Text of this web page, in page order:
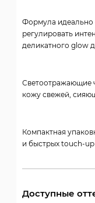
Формула идеально
регулировать
деликатного glow
Светоотражающие
кожу свежей,
Компактная
и быстрых touch-up
Доступные